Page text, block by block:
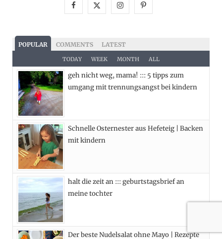
c
e
b
k
T
w
i
e
I
s
t
a
a
P
e
s
POPULAR COMMENTS LATEST
TODAY WEEK MONTH ALL
geh nicht weg, mama! ::: 5 tipps zum
umgang mit trennungsangst bei kindern
Schnelle Osternester aus Hefeteig | Backen
mit kindern
halt die zeit an ::: geburtstagsbrief an
meine tochter
Der beste Nudelsalat ohne Mayo | Rezepte